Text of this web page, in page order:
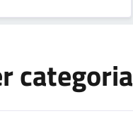
categoria